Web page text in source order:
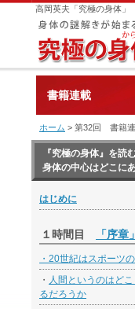
高岡英夫「究極の身体」
書籍連載
ホーム > 第32回 書籍
『究極の身体』を読
身体の中心はどこに
はじめに
１時間目 「序章
・ 20世紀はスポーツ
・ 人間というのはど
るだろうか